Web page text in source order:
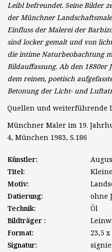
Leibl befreundet. Seine Bilder
der Münchner
Einfluss der Malerei der
sind locker gemalt und von
die intime Naturbeobachtung
Bildauffassung. Ab den 1880er
dem reinen, poetisch
Betonung der Licht- und
Quellen und weiterführende
Münchner Maler im 19.
4, München 1983, S.186
Künstler:
Titel:
Motiv:
Datierung:
ohne
Technik:
Öl
Bildträger :
Format:
23,5
Signatur: